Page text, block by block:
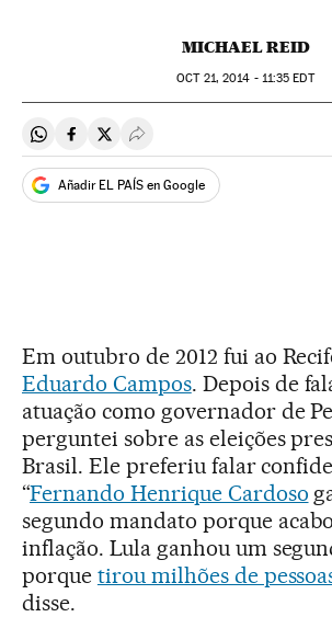
MICHAEL REID
OCT21, 2014 - 11:35 EDT
Compartir en Whatsapp
Compartir en Facebook
Compartir en Twitter
Desplegar Redes Sociales
Añadir EL PAÍS en Google
Em outubro de 2012 fui ao
Eduardo Campos. Depois de
atuação como governador de
perguntei sobre as eleições
Brasil. Ele preferiu falar
“Fernando Henrique Cardoso
segundo mandato porque
inflação. Lula ganhou um
porque tirou milhões de
disse.